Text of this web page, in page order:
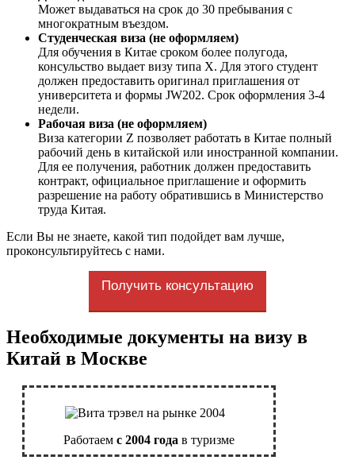
Может выдаваться на срок до 30 пребывания с
многократным въездом.
Студенческая виза (не оформляем)
Для обучения в Китае сроком более полугода,
консульство выдает визу типа X. Для этого студент
должен предоставить оригинал приглашения от
университета и формы JW202. Срок оформления 3-4
недели.
Рабочая виза (не оформляем)
Виза категории Z позволяет работать в Китае полный
рабочий день в китайской или иностранной компании.
Для ее получения, работник должен предоставить
контракт, официальное приглашение и оформить
разрешение на работу обратившись в Министерство
труда Китая.
Если Вы не знаете, какой тип подойдет вам лучше,
проконсультируйтесь с нами.
Получить консультацию
Необходимые документы на визу в
Китай в Москве
Работаем с 2004 года в туризме